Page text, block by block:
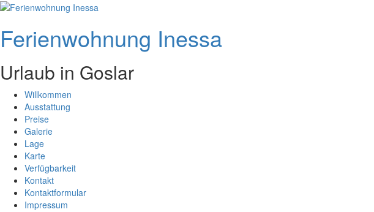
Zum
springen
Ferienwohnung Inessa
Urlaub in Goslar
Willkommen
Ausstattung
Preise
Galerie
Lage
Karte
Verfügbarkeit
Kontakt
Kontaktformular
Impressum